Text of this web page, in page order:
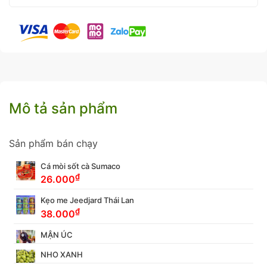
Mô tả sản phẩm
Sản phẩm bán chạy
Cá mòi sốt cà Sumaco
26.000₫
Kẹo me Jeedjard Thái Lan
38.000₫
MẬN ÚC
NHO XANH